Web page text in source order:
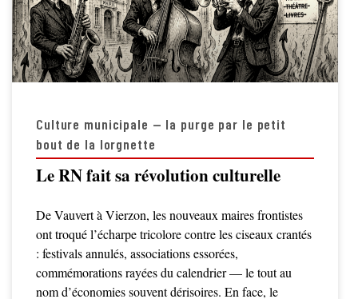
Culture municipale — la purge par le petit
bout de la lorgnette
Le RN fait sa révolution culturelle
De Vauvert à Vierzon, les nouveaux maires frontistes
ont troqué l’écharpe tricolore contre les ciseaux crantés
: festivals annulés, associations essorées,
commémorations rayées du calendrier — le tout au
nom d’économies souvent dérisoires. En face, le